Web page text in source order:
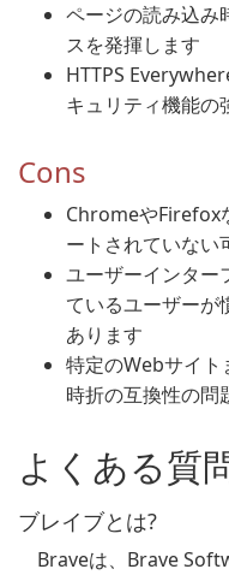
ページの読み込み
スを発揮します
HTTPS
キュリティ機能の
Cons
ChromeやFirefox
ートされていない
ユーザーインター
ているユーザーが
あります
特定のWebサイ
時折の互換性の問
よくある質
ブレイブとは?
Braveは、Brave